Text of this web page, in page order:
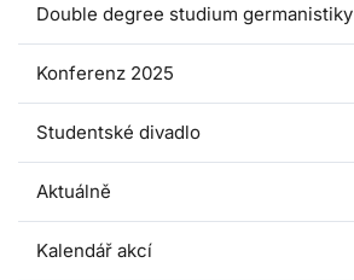
Double degree studium germanistiky
Konferenz 2025
Studentské divadlo
Aktuálně
Kalendář akcí